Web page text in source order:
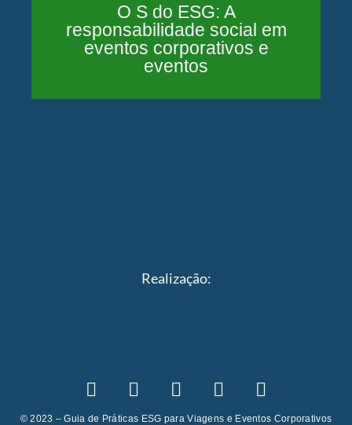
O S do ESG: A
responsabilidade social em
eventos corporativos e
eventos
Realização:
© 2023 – Guia de Práticas ESG para Viagens e Eventos Corporativos